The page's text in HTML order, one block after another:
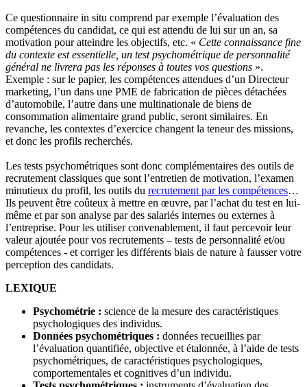
Ce questionnaire in situ comprend par exemple l’évaluation des
compétences du candidat, ce qui est attendu de lui sur un an, sa
motivation pour atteindre les objectifs, etc. « Cette connaissance fine
du contexte est essentielle, un test psychométrique de personnalité
général ne livrera pas les réponses à toutes vos questions ».
Exemple : sur le papier, les compétences attendues d’un Directeur
marketing, l’un dans une PME de fabrication de pièces détachées
d’automobile, l’autre dans une multinationale de biens de
consommation alimentaire grand public, seront similaires. En
revanche, les contextes d’exercice changent la teneur des missions,
et donc les profils recherchés.
Les tests psychométriques sont donc complémentaires des outils de
recrutement classiques que sont l’entretien de motivation, l’examen
minutieux du profil, les outils du recrutement par les compétences…
Ils peuvent être coûteux à mettre en œuvre, par l’achat du test en lui-
même et par son analyse par des salariés internes ou externes à
l’entreprise. Pour les utiliser convenablement, il faut percevoir leur
valeur ajoutée pour vos recrutements – tests de personnalité et/ou
compétences - et corriger les différents biais de nature à fausser votre
perception des candidats.
LEXIQUE
Psychométrie : science de la mesure des caractéristiques
psychologiques des individus.
Données psychométriques : données recueillies par
l’évaluation quantifiée, objective et étalonnée, à l’aide de tests
psychométriques, de caractéristiques psychologiques,
comportementales et cognitives d’un individu.